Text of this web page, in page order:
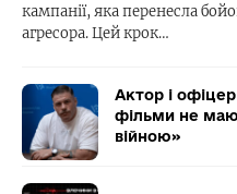
кампанії, яка перенесла
агресора. Цей крок…
Актор і
фільми не
війною»